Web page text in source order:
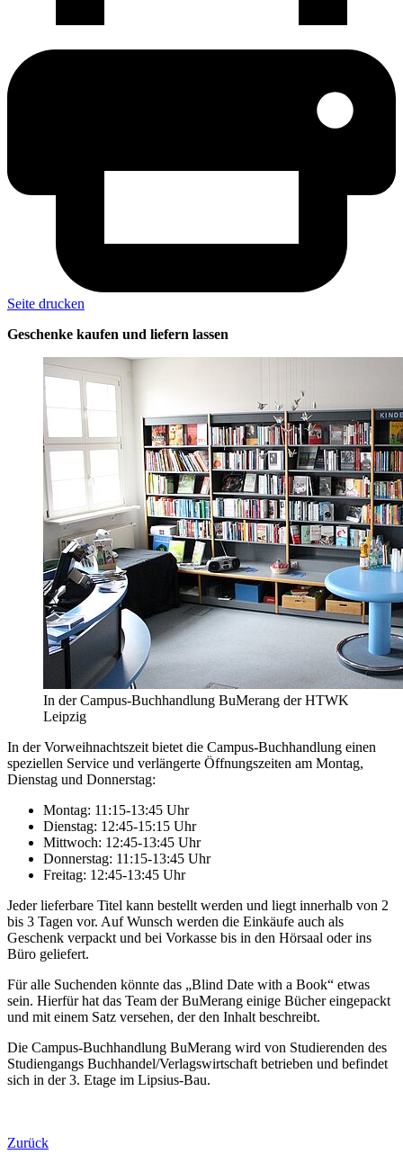
Seite drucken
Geschenke kaufen und liefern lassen
In der Campus-Buchhandlung BuMerang der HTWK
Leipzig
In der Vorweihnachtszeit bietet die Campus-Buchhandlung einen
speziellen Service und verlängerte Öffnungszeiten am Montag,
Dienstag und Donnerstag:
Montag: 11:15-13:45 Uhr
Dienstag: 12:45-15:15 Uhr
Mittwoch: 12:45-13:45 Uhr
Donnerstag: 11:15-13:45 Uhr
Freitag: 12:45-13:45 Uhr
Jeder lieferbare Titel kann bestellt werden und liegt innerhalb von 2
bis 3 Tagen vor. Auf Wunsch werden die Einkäufe auch als
Geschenk verpackt und bei Vorkasse bis in den Hörsaal oder ins
Büro geliefert.
Für alle Suchenden könnte das „Blind Date with a Book“ etwas
sein. Hierfür hat das Team der BuMerang einige Bücher eingepackt
und mit einem Satz versehen, der den Inhalt beschreibt.
Die Campus-Buchhandlung BuMerang wird von Studierenden des
Studiengangs Buchhandel/Verlagswirtschaft betrieben und befindet
sich in der 3. Etage im Lipsius-Bau.
Zurück